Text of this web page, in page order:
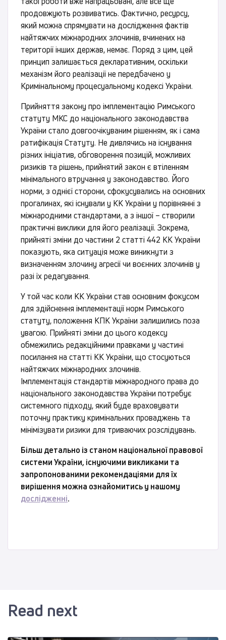
продовжують розвиватись. Фактично, ресурсу,
який можна спрямувати на дослідження фактів
найтяжчих міжнародних злочинів, вчинених на
території інших держав, немає. Поряд з цим, цей
принцип залишається декларативним, оскільки
механізм його реалізації не передбачено у
Кримінальному процесуальному кодексі України.
Прийняття закону про імплементацію Римського
статуту МКС до національного законодавства
України стало довгоочікуваним рішенням, як і сама
ратифікація Статуту. Не дивлячись на існування
різних ініціатив, обговорення позицій, можливих
ризиків та рішень, прийнятий закон є втіленням
мінімального втручання у законодавство. Його
норми, з однієї сторони, сфокусувались на основних
прогалинах, які існували у КК України у порівнянні з
міжнародними стандартами, а з іншої – створили
практичні виклики для його реалізації. Зокрема,
прийняті зміни до частини 2 статті 442 КК України
показують, яка ситуація може виникнути з
визначенням злочину агресії чи воєнних злочинів у
разі їх редагування.
У той час коли КК України став основним фокусом
для здійснення імплементації норм Римського
статуту, положення КПК України залишились поза
увагою. Прийняті зміни до цього кодексу
обмежились редакційними правками у частині
посилання на статті КК України, що стосуються
найтяжчих міжнародних злочинів.
Імплементація стандартів міжнародного права до
національного законодавства України потребує
системного підходу, який буде враховувати
поточну практику кримінальних проваджень та
мінімізувати ризики для триваючих розслідувань.
Більш детально із станом національної правової
системи України, існуючими викликами та
запропонованими рекомендаціями для їх
вирішення можна ознайомитись у нашому
дослідженні.
Read next